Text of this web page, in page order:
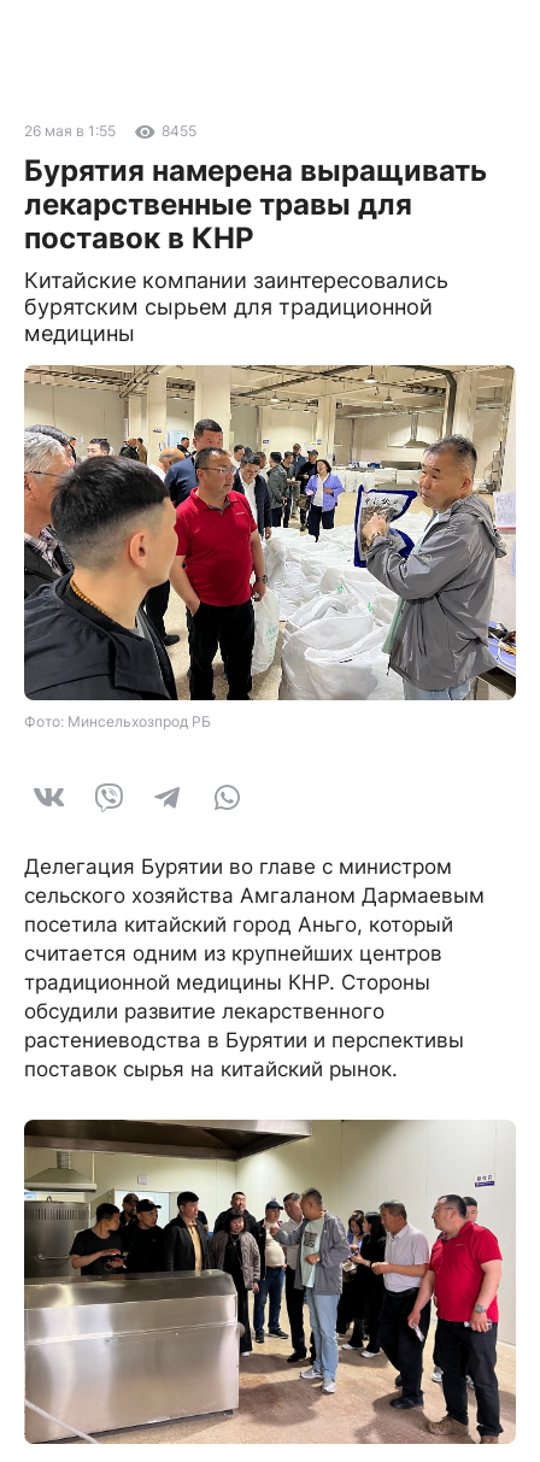
26 мая в 1:55 8455
Бурятия намерена выращивать
лекарственные травы для
поставок в КНР
Китайские компании заинтересовались
бурятским сырьем для традиционной
медицины
Фото: Минсельхозпрод РБ
Делегация Бурятии во главе с министром
сельского хозяйства Амгаланом Дармаевым
посетила китайский город Аньго, который
считается одним из крупнейших центров
традиционной медицины КНР. Стороны
обсудили развитие лекарственного
растениеводства в Бурятии и перспективы
поставок сырья на китайский рынок.